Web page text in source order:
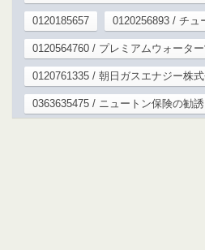
0120185657 0120256893 / チュ
0120564760 / プレミアムウォータ
0120761335 / 朝日ガスエナジー株
0363635475 / ニュートン保険の勧誘